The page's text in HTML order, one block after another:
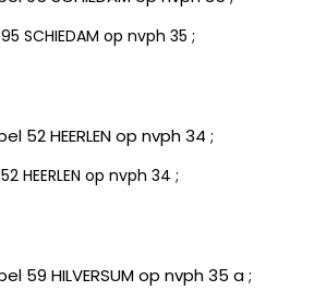
SCHIEDAM op nvph 35 ;
HEERLEN op nvph 34 ;